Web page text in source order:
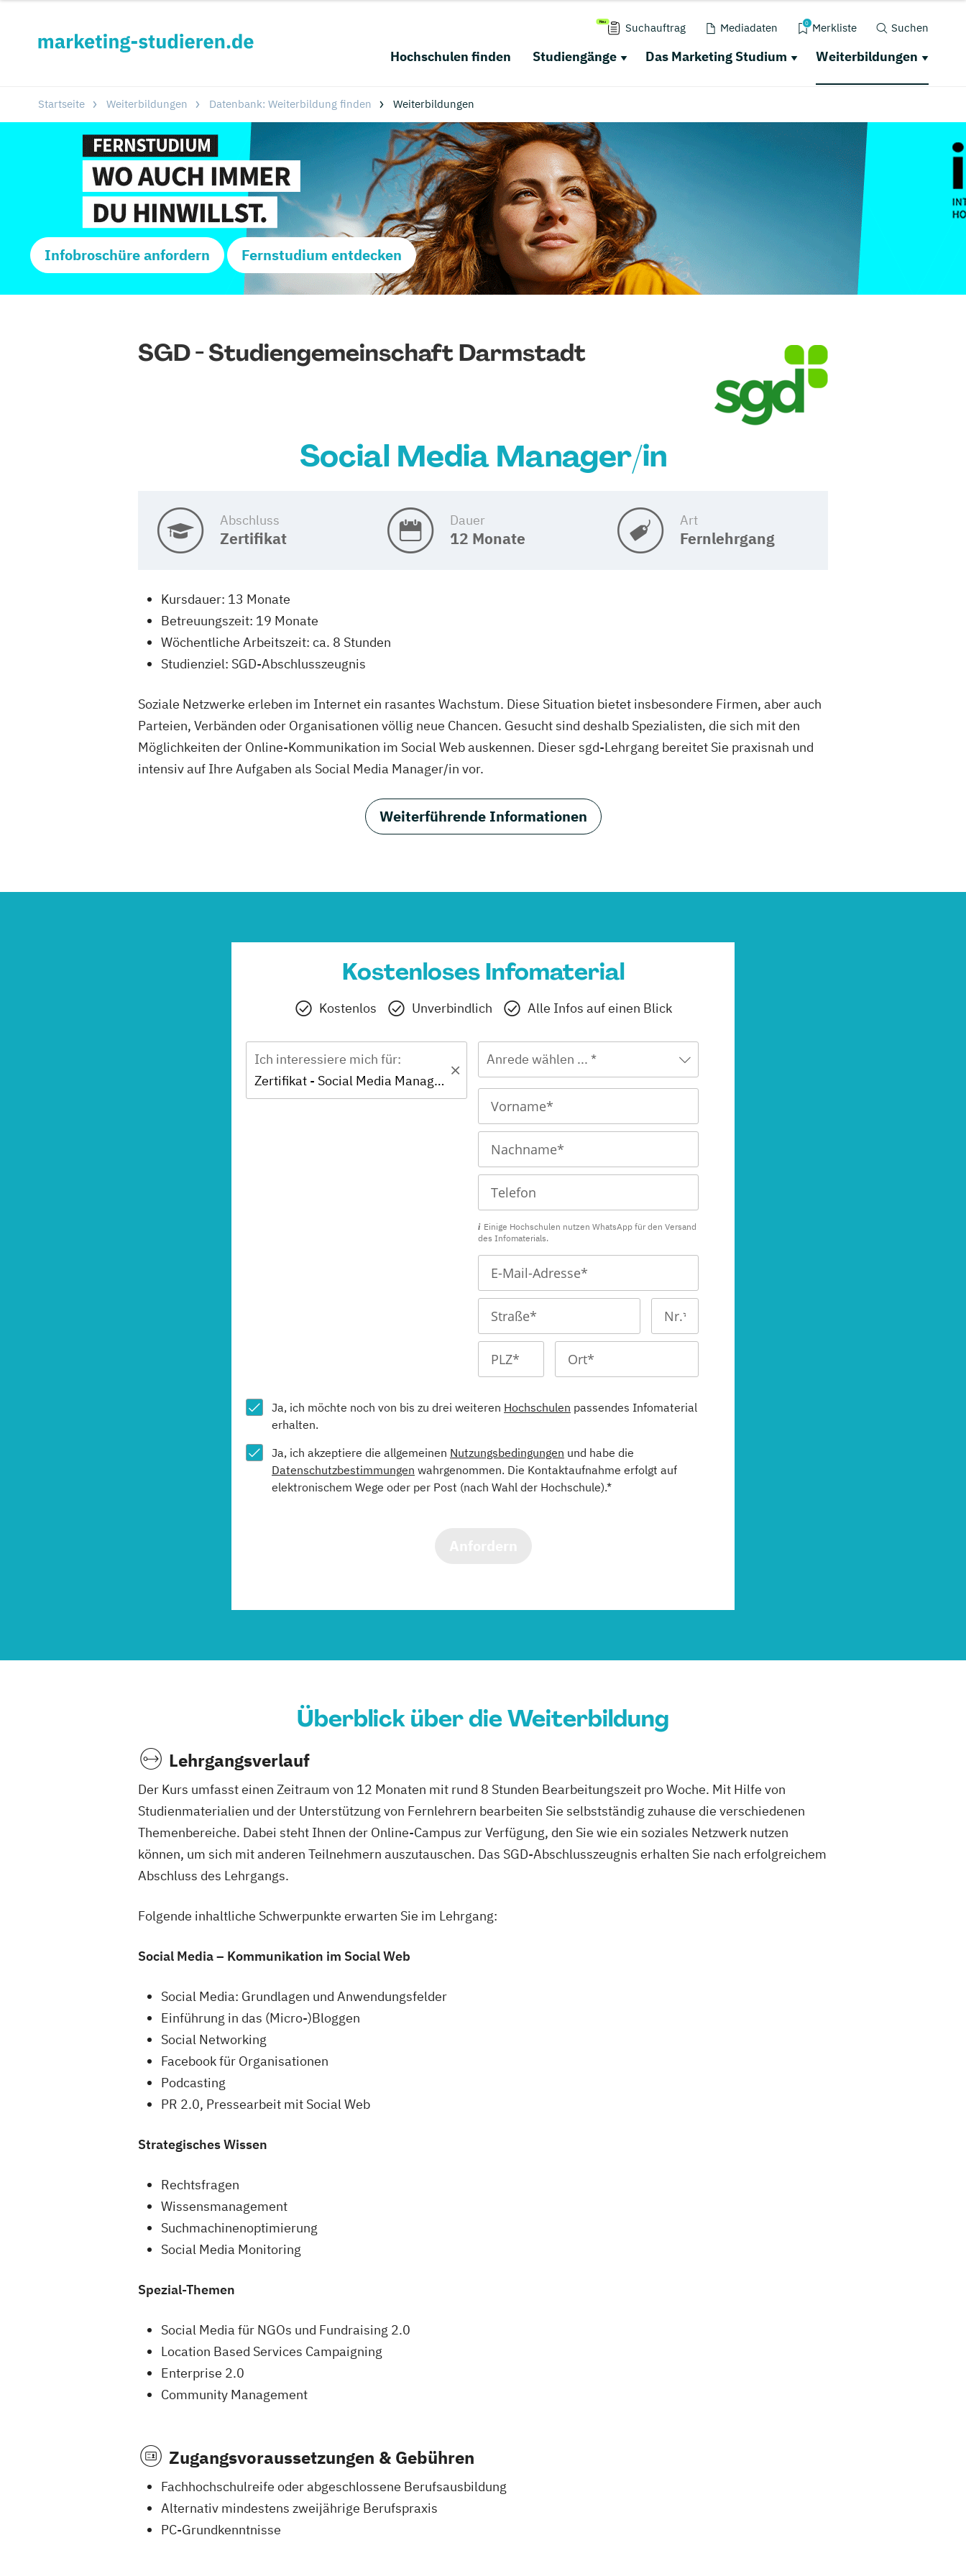
Suchauftrag Mediadaten 0 Merkliste Suchen
Hochschulen finden Studiengänge Das Marketing Studium Weiterbildungen
Startseite Weiterbildungen Datenbank: Weiterbildung finden Weiterbildungen
Infobroschüre anfordern Fernstudium entdecken
SGD - Studiengemeinschaft Darmstadt
Social Media Manager/in
Abschluss
Zertifikat
Dauer
12 Monate
Art
Fernlehrgang
Kursdauer: 13 Monate
Betreuungszeit: 19 Monate
Wöchentliche Arbeitszeit: ca. 8 Stunden
Studienziel: SGD-Abschlusszeugnis
Soziale Netzwerke erleben im Internet ein rasantes Wachstum. Diese Situation bietet insbesondere Firmen, aber auch
Parteien, Verbänden oder Organisationen völlig neue Chancen. Gesucht sind deshalb Spezialisten, die sich mit den
Möglichkeiten der Online-Kommunikation im Social Web auskennen. Dieser sgd-Lehrgang bereitet Sie praxisnah und
intensiv auf Ihre Aufgaben als Social Media Manager/in vor.
Weiterführende Informationen
Kostenloses Infomaterial
Kostenlos Unverbindlich Alle Infos auf einen Blick
Ich interessiere mich für:
Zertifikat - Social Media Manager/in
Anrede wählen ... *
Einige Hochschulen nutzen WhatsApp für den Versand
des Infomaterials.
Ja, ich möchte noch von bis zu drei weiteren Hochschulen passendes Infomaterial
erhalten.
Ja, ich akzeptiere die allgemeinen Nutzungsbedingungen und habe die
Datenschutzbestimmungen wahrgenommen. Die Kontaktaufnahme erfolgt auf
elektronischem Wege oder per Post (nach Wahl der Hochschule).*
Überblick über die Weiterbildung
Lehrgangsverlauf
Der Kurs umfasst einen Zeitraum von 12 Monaten mit rund 8 Stunden Bearbeitungszeit pro Woche. Mit Hilfe von
Studienmaterialien und der Unterstützung von Fernlehrern bearbeiten Sie selbstständig zuhause die verschiedenen
Themenbereiche. Dabei steht Ihnen der Online-Campus zur Verfügung, den Sie wie ein soziales Netzwerk nutzen
können, um sich mit anderen Teilnehmern auszutauschen. Das SGD-Abschlusszeugnis erhalten Sie nach erfolgreichem
Abschluss des Lehrgangs.
Folgende inhaltliche Schwerpunkte erwarten Sie im Lehrgang:
Social Media – Kommunikation im Social Web
Social Media: Grundlagen und Anwendungsfelder
Einführung in das (Micro-)Bloggen
Social Networking
Facebook für Organisationen
Podcasting
PR 2.0, Pressearbeit mit Social Web
Strategisches Wissen
Rechtsfragen
Wissensmanagement
Suchmachinenoptimierung
Social Media Monitoring
Spezial-Themen
Social Media für NGOs und Fundraising 2.0
Location Based Services Campaigning
Enterprise 2.0
Community Management
Zugangsvoraussetzungen & Gebühren
Fachhochschulreife oder abgeschlossene Berufsausbildung
Alternativ mindestens zweijährige Berufspraxis
PC-Grundkenntnisse